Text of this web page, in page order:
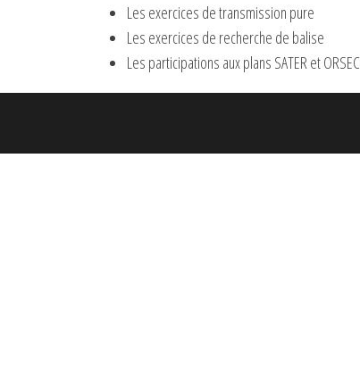
Les exercices de transmission pure
Les exercices de recherche de balise
Les participations aux plans SATER et ORSEC